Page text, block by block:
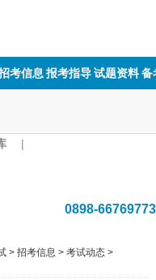
考信息 报考指导试题资料备
|
0898-66769773
> 招考信息 > 考试动态 >